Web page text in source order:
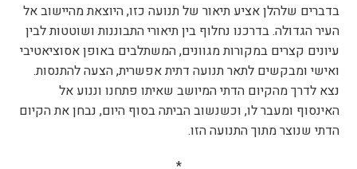
בדברים שלהלן אציע תיאור של תנועה כזו, היוצאת מהיישוב אל
העיר הגדולה. בדרכנו נחלוף בין תיאורי התבוננות ושוטטות לבין
עיונים קצרים במקורות מגוונים, המשתלבים באופן אסוציאטיבי
ואישי ומבקשים לתאר תנועה דתית אפשרית, הצעה להתנסות.
נצא לדרך מהקיום הדתי המיושב שאיתו פתחנו וננוע אל
האינסוף ומעבר לו, וכשנשוב הביתה בסוף היום, נבחן את הקיום
הדתי שנוצר מתוך התנועה הזו.